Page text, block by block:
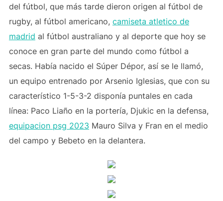
del fútbol, que más tarde dieron origen al fútbol de
rugby, al fútbol americano, camiseta atletico de
madrid al fútbol australiano y al deporte que hoy se
conoce en gran parte del mundo como fútbol a
secas. Había nacido el Súper Dépor, así se le llamó,
un equipo entrenado por Arsenio Iglesias, que con su
característico 1-5-3-2 disponía puntales en cada
línea: Paco Liaño en la portería, Djukic en la defensa,
equipacion psg 2023 Mauro Silva y Fran en el medio
del campo y Bebeto en la delantera.